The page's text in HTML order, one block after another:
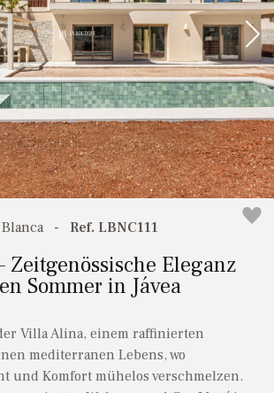
Blanca - Ref. LBNC111
Zeitgenössische Eleganz
Sommer in Jávea
Villa Alina, einem raffinierten
mediterranen Lebens, wo
und Komfort mühelos verschmelzen.